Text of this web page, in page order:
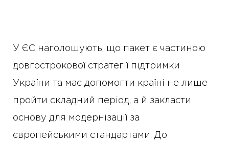
У ЄС наголошують, що пакет є частиною
довгострокової стратегії підтримки
України та має допомогти країні не лише
пройти складний період, а й закласти
основу для модернізації за
європейськими стандартами. До